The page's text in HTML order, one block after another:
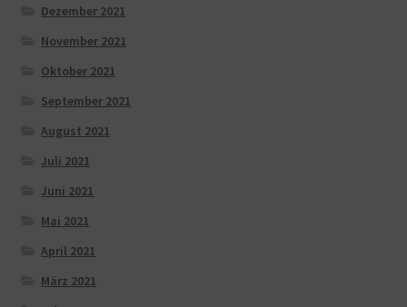
Dezember 2021
November 2021
Oktober 2021
September 2021
August 2021
Juli 2021
Juni 2021
Mai 2021
April 2021
März 2021